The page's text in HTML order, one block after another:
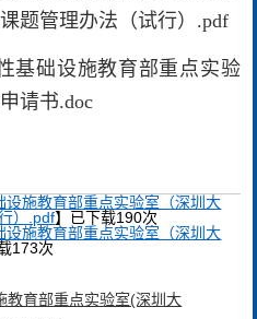
题管理办法（试行）.pdf
基础设施教育部重点实验
请书.doc
设施教育部重点实验室（深圳大
）.pdf】已下载190次
设施教育部重点实验室（深圳大
173次
教育部重点实验室(深圳大